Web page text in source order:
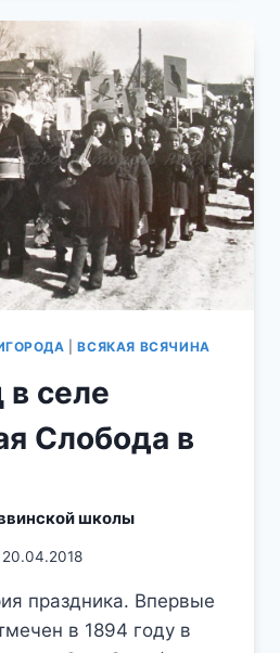
|ВСЯКАЯ ВСЯЧИНА
в селе
Слобода в
школы
20.04.2018
праздника. Впервые
в 1894 году в